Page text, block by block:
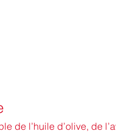
de l’huile d’olive, de